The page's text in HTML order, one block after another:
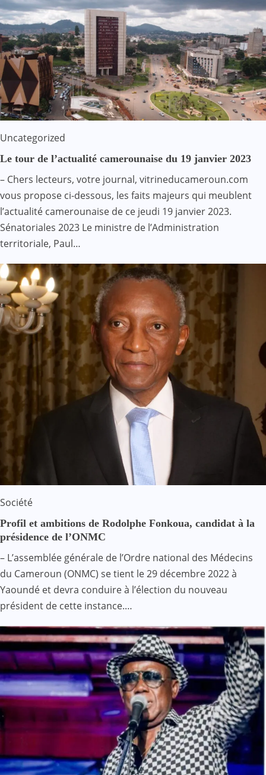
Uncategorized
Le tour de l’actualité camerounaise du 19 janvier 2023
– Chers lecteurs, votre journal, vitrineducameroun.com
vous propose ci-dessous, les faits majeurs qui meublent
l’actualité camerounaise de ce jeudi 19 janvier 2023.
Sénatoriales 2023 Le ministre de l’Administration
territoriale, Paul…
Société
Profil et ambitions de Rodolphe Fonkoua, candidat à la
présidence de l’ONMC
– L’assemblée générale de l’Ordre national des Médecins
du Cameroun (ONMC) se tient le 29 décembre 2022 à
Yaoundé et devra conduire à l’élection du nouveau
président de cette instance.…